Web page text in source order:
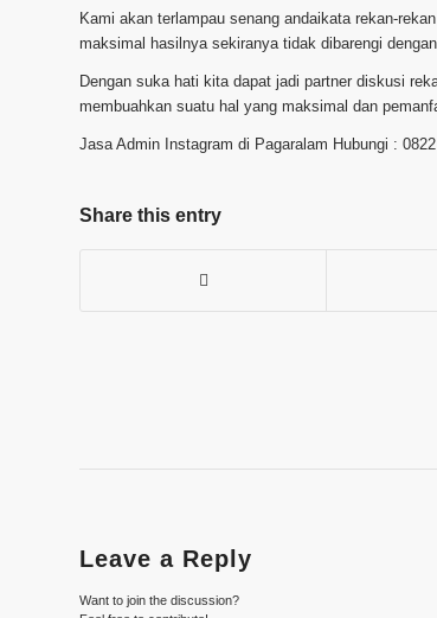
Kami akan terlampau senang andaikata rekan-
maksimal hasilnya sekiranya tidak dibarengi
Dengan suka hati kita dapat jadi partner diskusi
membuahkan suatu hal yang maksimal dan
Jasa Admin Instagram di Pagaralam Hubungi :
Share this entry
Leave a Reply
Want to join the discussion?